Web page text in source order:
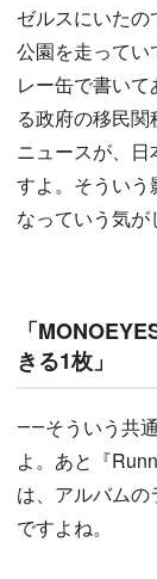
ゼルスにいたの
公園を走って
レー缶で書い
る政府の移民
ニュースが、
すよ。そうい
なっていう気が
「
きる1枚」
――そういう共
よ。あと『
は、アルバム
ですよね。